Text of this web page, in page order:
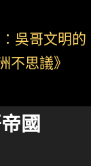
吳哥文明的
不思議》
國